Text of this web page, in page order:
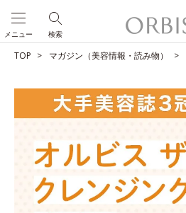
検索
メニュー
TOP マガジン（美容情報・読み物）